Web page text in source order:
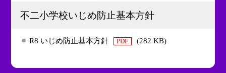
不二小学校いじめ防止基本方針
R8 いじめ防止基本方針 PDF (282 KB)